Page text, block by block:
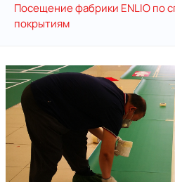
Посещение фабрики ENLIO по
покрытиям